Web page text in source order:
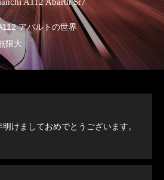
アバルトの世界
限大
明けましておめでとうございます。